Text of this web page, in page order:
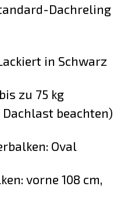
Dachreling
in Schwarz
zu 75 kg
beachten)
Oval
vorne 108 cm,